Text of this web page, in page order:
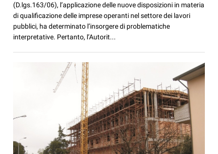
(D.lgs.163/06), l’applicazione delle nuove disposizioni in materia
di qualificazione delle imprese operanti nel settore dei lavori
pubblici, ha determinato l’insorgere di problematiche
interpretative. Pertanto, l’Autorit...